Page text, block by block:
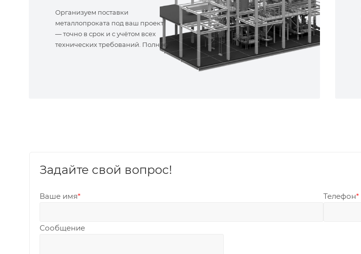
Организуем поставки
металлопроката под ваш проект
— точно в срок и с учётом всех
технических требований. Полное
Задайте свой вопрос!
Ваше имя* Телефон*
Сообщение